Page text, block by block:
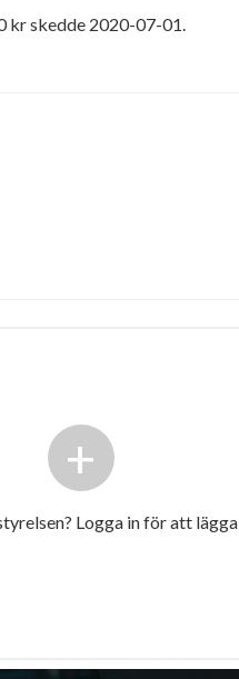
kr skedde 2020-07-01.
+
Logga in för att lägga